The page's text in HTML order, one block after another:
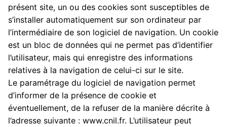
présent site, un ou des cookies sont susceptibles de
s’installer automatiquement sur son ordinateur par
l’intermédiaire de son logiciel de navigation. Un cookie
est un bloc de données qui ne permet pas d’identifier
l’utilisateur, mais qui enregistre des informations
relatives à la navigation de celui-ci sur le site.
Le paramétrage du logiciel de navigation permet
d’informer de la présence de cookie et
éventuellement, de la refuser de la manière décrite à
l’adresse suivante : www.cnil.fr. L’utilisateur peut